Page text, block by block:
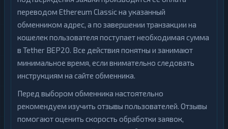
переводом Ethereum Classic на указанный
обменником адрес, а по завершении транзакции на
кошелек пользователя поступает необходимая сумма
в Tether BEP20. Все действия понятны и занимают
минимальное время, если внимательно следовать
инструкциям на сайте обменника.
Перед выбором обменника настоятельно
рекомендуем изучить отзывы пользователей. Отзывы
помогают оценить скорость обработки заявок,